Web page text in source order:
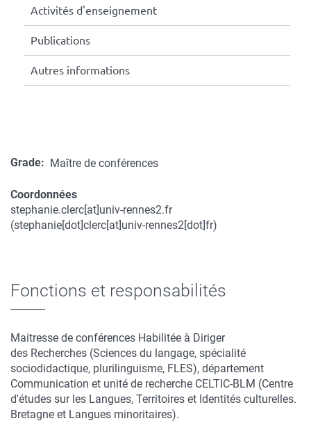
Activités d'enseignement
Publications
Autres informations
Grade Maître de conférences
Coordonnées
Coordonnées
stephanie.clerc[at]univ-rennes2.fr
(stephanie[dot]clerc[at]univ-rennes2[dot]fr)
Fonctions et responsabilités
Maitresse de conférences Habilitée à Diriger
des Recherches (Sciences du langage, spécialité
sociodidactique, plurilinguisme, FLES), département
Communication et unité de recherche CELTIC-BLM (Centre
d'études sur les Langues, Territoires et Identités culturelles.
Bretagne et Langues minoritaires).